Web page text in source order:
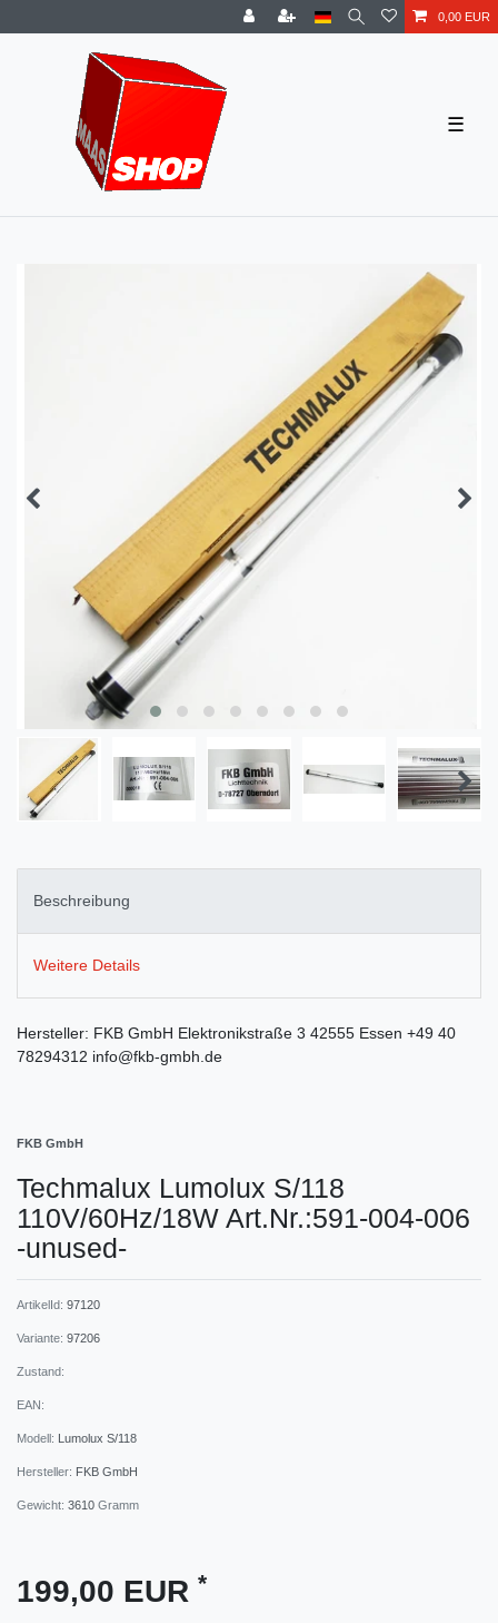
0,00 EUR
☰
Beschreibung
Weitere Details
Hersteller: FKB GmbH Elektronikstraße 3 42555 Essen +49 40
78294312 info@fkb-gmbh.de
FKB GmbH
Techmalux Lumolux S/118
110V/60Hz/18W Art.Nr.:591-004-006
-unused-
ArtikelId: 97120
Variante: 97206
Zustand:
EAN:
Modell: Lumolux S/118
Hersteller: FKB GmbH
Gewicht: 3610 Gramm
199,00 EUR *